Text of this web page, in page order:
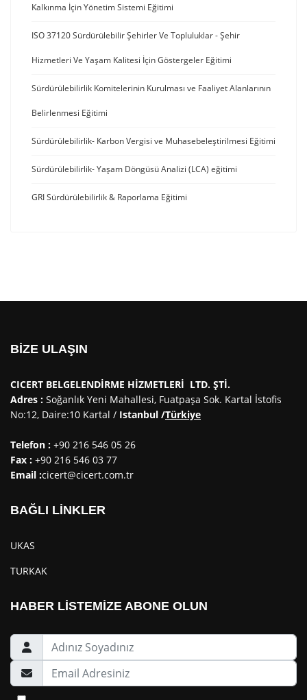
Kalkınma İçin Yönetim Sistemi Eğitimi
ISO 37120 Sürdürülebilir Şehirler Ve Topluluklar - Şehir
Hizmetleri Ve Yaşam Kalitesi İçin Göstergeler Eğitimi
Sürdürülebilirlik Komitelerinin Kurulması ve Faaliyet Alanlarının
Belirlenmesi Eğitimi
Sürdürülebilirlik- Karbon Vergisi ve Muhasebeleştirilmesi Eğitimi
Sürdürülebilirlik- Yaşam Döngüsü Analizi (LCA) eğitimi
GRI Sürdürülebilirlik & Raporlama Eğitimi
BİZE ULAŞIN
CICERT BELGELENDİRME HİZMETLERİ LTD. ŞTİ.
Adres : Soğanlık Yeni Mahallesi, Fuatpaşa Sok. Kartal İstofis
No:12, Daire:10 Kartal / Istanbul /Türkiye
Telefon : +90 216 546 05 26
Fax : +90 216 546 03 77
Email :cicert@cicert.com.tr
BAĞLI LİNKLER
UKAS
TURKAK
HABER LİSTEMİZE ABONE OLUN